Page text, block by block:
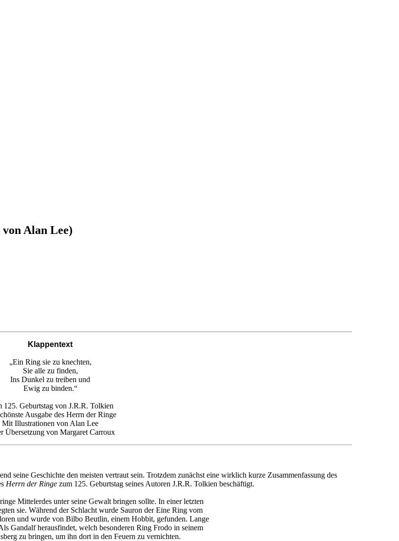
Alan Lee)
Klappentext
„Ein Ring sie zu knechten,
Sie alle zu finden,
Ins Dunkel zu treiben und
Ewig zu binden.“
125. Geburtstag von J.R.R. Tolkien
Ausgabe des Herrn der Ringe
Mit Illustrationen von Alan Lee
Übersetzung von Margaret Carroux
seine Geschichte den meisten vertraut sein. Trotzdem zunächst eine wirklich kurze Zusammenfassung des
Herrn der Ringe zum 125. Geburtstag seines Autoren J.R.R. Tolkien beschäftigt.
Mittelerdes unter seine Gewalt bringen sollte. In einer letzten
sie. Während der Schlacht wurde Sauron der Eine Ring vom
und wurde von Bilbo Beutlin, einem Hobbit, gefunden. Lange
Gandalf herausfindet, welch besonderen Ring Frodo in seinem
zu bringen, um ihn dort in den Feuern zu vernichten.